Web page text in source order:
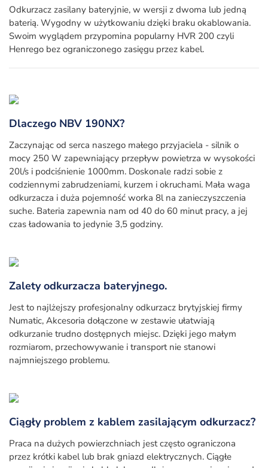
Odkurzacz zasilany bateryjnie, w wersji z dwoma lub jedną
baterią. Wygodny w użytkowaniu dzięki braku okablowania.
Swoim wyglądem przypomina popularny HVR 200 czyli
Henrego bez ograniczonego zasięgu przez kabel.
Dlaczego NBV 190NX?
Zaczynając od serca naszego małego przyjaciela - silnik o
mocy 250 W zapewniający przepływ powietrza w wysokości
20l/s i podciśnienie 1000mm. Doskonale radzi sobie z
codziennymi zabrudzeniami, kurzem i okruchami. Mała waga
odkurzacza i duża pojemność worka 8l na zanieczyszczenia
suche. Bateria zapewnia nam od 40 do 60 minut pracy, a jej
czas ładowania to jedynie 3,5 godziny.
Zalety odkurzacza bateryjnego.
Jest to najlżejszy profesjonalny odkurzacz brytyjskiej firmy
Numatic, Akcesoria dołączone w zestawie ułatwiają
odkurzanie trudno dostępnych miejsc. Dzięki jego małym
rozmiarom, przechowywanie i transport nie stanowi
najmniejszego problemu.
Ciągły problem z kablem zasilającym odkurzacz?
Praca na dużych powierzchniach jest często ograniczona
przez krótki kabel lub brak gniazd elektrycznych. Ciągłe